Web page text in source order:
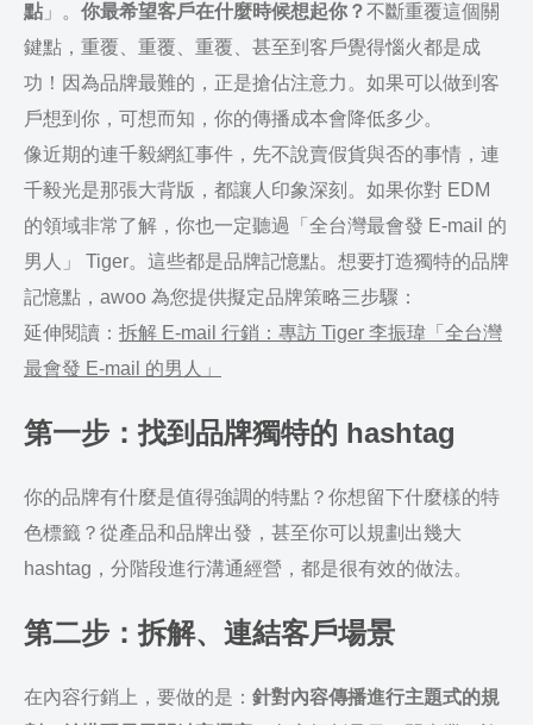
點 」。 你最希望客戶在什麼時候想起你？不斷重覆這個關
鍵點，重覆、重覆、重覆、甚至到客戶覺得惱火都是成
功！因為品牌最難的，正是搶佔注意力。如果可以做到客
戶想到你，可想而知，你的傳播成本會降低多少。
像近期的連千毅網紅事件，先不說賣假貨與否的事情，連
千毅光是那張大背版，都讓人印象深刻。如果你對 EDM
的領域非常了解，你也一定聽過「全台灣最會發 E-mail 的
男人」 Tiger。這些都是品牌記憶點。想要打造獨特的品牌
記憶點，awoo 為您提供擬定品牌策略三步驟：
延伸閱讀： 拆解 E-mail 行銷：專訪 Tiger 李振瑋「全台灣
最會發 E-mail 的男人」
第一步：找到品牌獨特的 hashtag
你的品牌有什麼是值得強調的特點？你想留下什麼樣的特
色標籤？從產品和品牌出發，甚至你可以規劃出幾大
hashtag，分階段進行溝通經營，都是很有效的做法。
第二步：拆解、連結客戶場景
在內容行銷上，要做的是： 針對內容傳播進行主題式的規